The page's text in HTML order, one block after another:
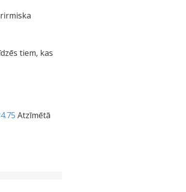
tiem, kas
Atzīmētā